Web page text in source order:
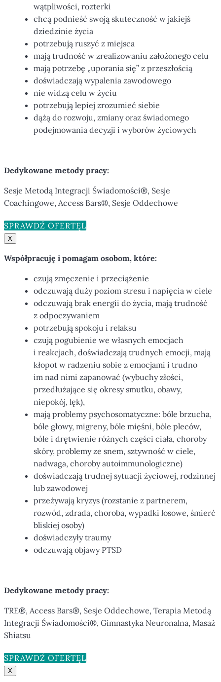
wątpliwości, rozterki
chcą podnieść swoją skuteczność w jakiejś
dziedzinie życia
potrzebują ruszyć z miejsca
mają trudność w zrealizowaniu założonego celu
mają potrzebę „uporania się” z przeszłością
doświadczają wypalenia zawodowego
nie widzą celu w życiu
potrzebują lepiej zrozumieć siebie
dążą do rozwoju, zmiany oraz świadomego
podejmowania decyzji i wyborów życiowych
Dedykowane metody pracy:
Sesje Metodą Integracji Świadomości®, Sesje
Coachingowe, Access Bars®, Sesje Oddechowe
SPRAWDŹ OFERTĘ
X
Współpracuję i pomagam osobom, które:
czują zmęczenie i przeciążenie
odczuwają duży poziom stresu i napięcia w ciele
odczuwają brak energii do życia, mają trudność
z odpoczywaniem
potrzebują spokoju i relaksu
czują pogubienie we własnych emocjach
i reakcjach, doświadczają trudnych emocji, mają
kłopot w radzeniu sobie z emocjami i trudno
im nad nimi zapanować (wybuchy złości,
przedłużające się okresy smutku, obawy,
niepokój, lęk),
mają problemy psychosomatyczne: bóle brzucha,
bóle głowy, migreny, bóle mięśni, bóle pleców,
bóle i drętwienie różnych części ciała, choroby
skóry, problemy ze snem, sztywność w ciele,
nadwaga, choroby autoimmunologiczne)
doświadczają trudnej sytuacji życiowej, rodzinnej
lub zawodowej
przeżywają kryzys (rozstanie z partnerem,
rozwód, zdrada, choroba, wypadki losowe, śmierć
bliskiej osoby)
doświadczyły traumy
odczuwają objawy PTSD
Dedykowane metody pracy:
TRE®, Access Bars®, Sesje Oddechowe, Terapia Metodą
Integracji Świadomości®, Gimnastyka Neuronalna, Masaż
Shiatsu
SPRAWDŹ OFERTĘ
X